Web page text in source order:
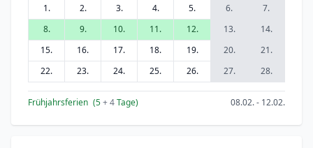
1.
2. 3. 4. 5. 6.
7.
8.
9. 10. 11. 12. 13.
14.
15.
16. 17. 18. 19. 20.
21.
22.
23. 24. 25. 26. 27. 28.
Frühjahrsferien (5+ 4Tage) 08.02. - 12.02.